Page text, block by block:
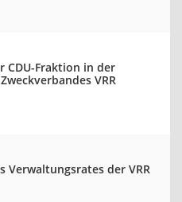
CDU-Fraktion in der
VRR
Verwaltungsrates der VRR